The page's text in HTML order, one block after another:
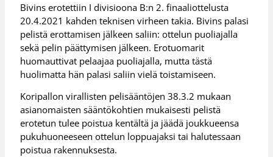
Bivins erotettiin I divisioona B:n 2. finaaliottelusta
20.4.2021 kahden teknisen virheen takia. Bivins palasi
pelistä erottamisen jälkeen saliin: ottelun puoliajalla
sekä pelin päättymisen jälkeen. Erotuomarit
huomauttivat pelaajaa puoliajalla, mutta tästä
huolimatta hän palasi saliin vielä toistamiseen.
Koripallon virallisten pelisääntöjen 38.3.2 mukaan
asianomaisten sääntökohtien mukaisesti pelistä
erotetun tulee poistua kentältä ja jäädä joukkueensa
pukuhuoneeseen ottelun loppuajaksi tai halutessaan
poistua rakennuksesta.